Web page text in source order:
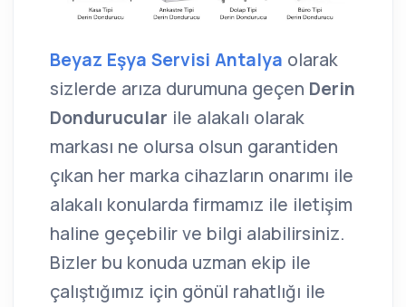
Beyaz Eşya Servisi Antalya olarak
sizlerde arıza durumuna geçen Derin
Dondurucular ile alakalı olarak
markası ne olursa olsun garantiden
çıkan her marka cihazların onarımı ile
alakalı konularda firmamız ile iletişim
haline geçebilir ve bilgi alabilirsiniz.
Bizler bu konuda uzman ekip ile
çalıştığımız için gönül rahatlığı ile